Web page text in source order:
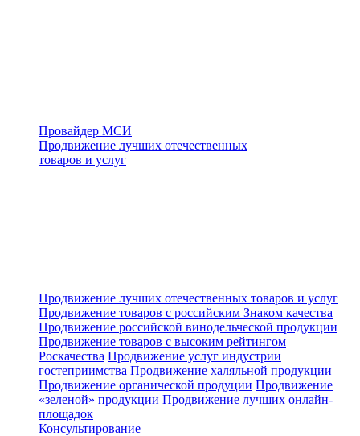
Провайдер МСИ
Продвижение лучших отечественных
товаров и услуг
Продвижение лучших отечественных товаров и услуг
Продвижение товаров с российским Знаком качества
Продвижение российской винодельческой продукции
Продвижение товаров с высоким рейтингом
Роскачества Продвижение услуг индустрии
гостеприимства Продвижение халяльной продукции
Продвижение органической продуции Продвижение
«зеленой» продукции Продвижение лучших онлайн-
площадок
Консультирование